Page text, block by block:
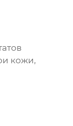
кожи,